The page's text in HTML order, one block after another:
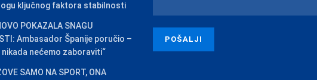
ključnog faktora stabilnosti
POKAZALA SNAGU
Ambasador Španije poručio –
nikada nećemo zaboraviti“
SAMO NA SPORT, ONA